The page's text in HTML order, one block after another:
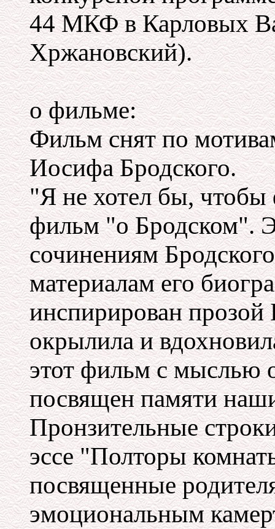
44 МКФ в Карловых
Хржановский).
о фильме:
Фильм снят по
Иосифа Бродского.
"Я не хотел бы,
фильм "о Бродском".
сочинениям
материалам его
инспирирован прозой
окрылила и
этот фильм с мыслью
посвящен памяти
Пронзительные
эссе "Полторы
посвященные
эмоциональным